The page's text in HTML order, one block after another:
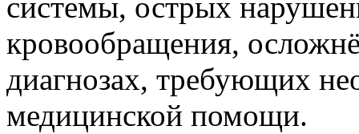
системы, острых
кровообращения,
диагнозах, требующих
медицинской помощи.